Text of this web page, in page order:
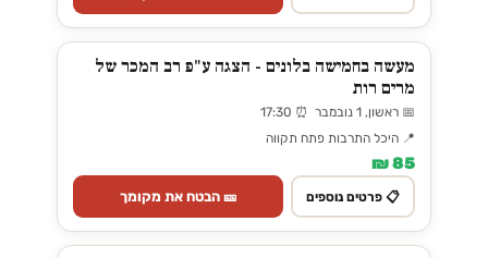
מעשה בחמישה בלונים - הצגה ע"פ רב המכר של
מרים רות
📅 ראשון, 1 נובמבר ⏰ 17:30
📍 היכל התרבות פתח תקווה
85 ₪
📋 פרטים נוספים 🎫 הבטח את מקומך